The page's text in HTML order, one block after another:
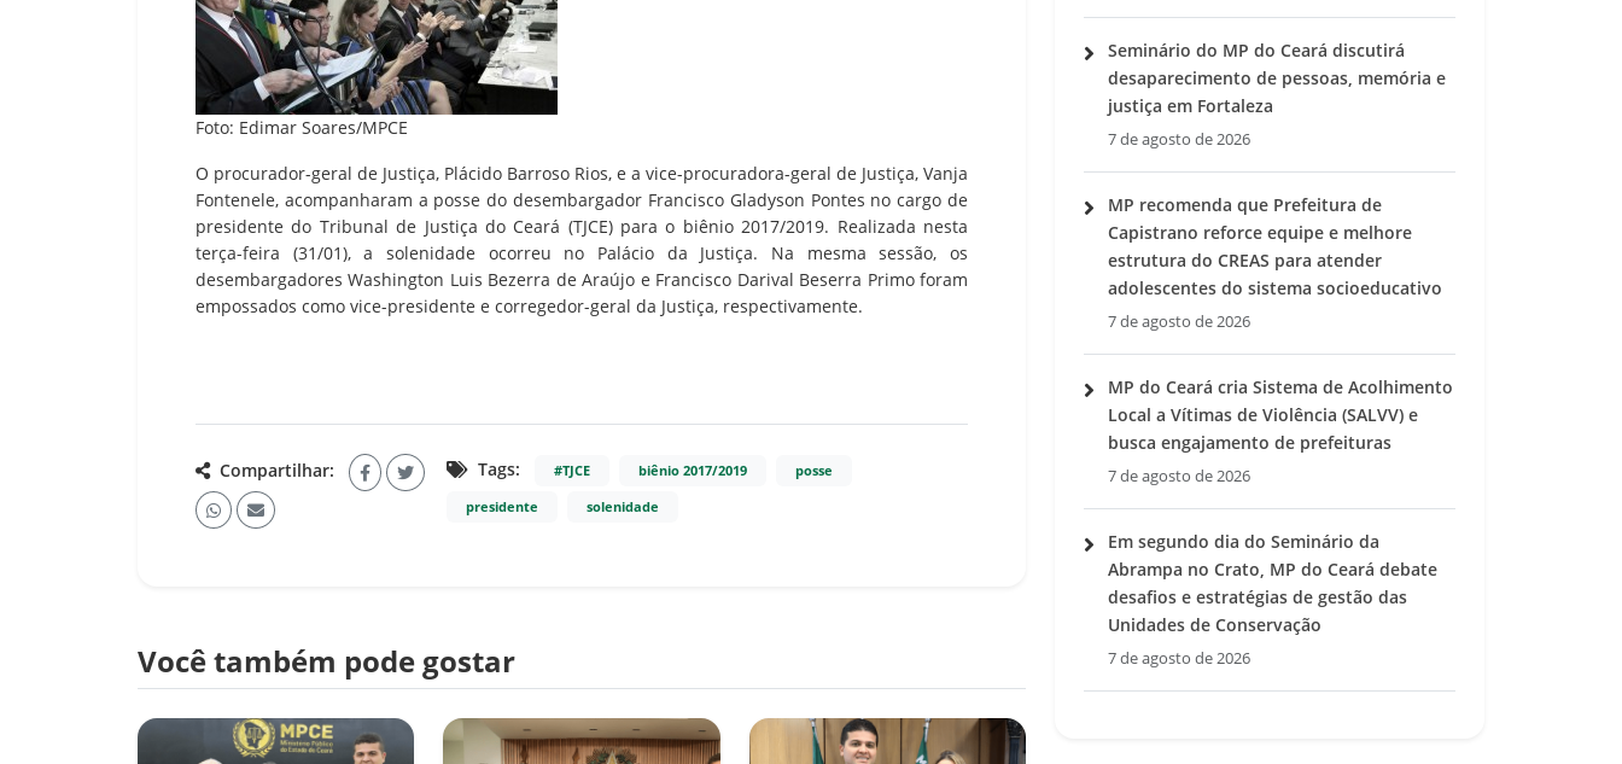
Foto: Edimar Soares/MPCE
O procurador-geral de Justiça, Plácido Barroso Rios, e a vice-procuradora-geral de Justiça, Vanja
Fontenele, acompanharam a posse do desembargador Francisco Gladyson Pontes no cargo de
presidente do Tribunal de Justiça do Ceará (TJCE) para o biênio 2017/2019. Realizada nesta
terça-feira (31/01), a solenidade ocorreu no Palácio da Justiça. Na mesma sessão, os
desembargadores Washington Luis Bezerra de Araújo e Francisco Darival Beserra Primo foram
empossados como vice-presidente e corregedor-geral da Justiça, respectivamente.
Compartilhar: Tags: #TJCE biênio 2017/2019 posse
presidente solenidade
Você também pode gostar
Seminário do MP do Ceará discutirá
desaparecimento de pessoas, memória e
justiça em Fortaleza
7 de agosto de 2026
MP recomenda que Prefeitura de
Capistrano reforce equipe e melhore
estrutura do CREAS para atender
adolescentes do sistema socioeducativo
7 de agosto de 2026
MP do Ceará cria Sistema de Acolhimento
Local a Vítimas de Violência (SALVV) e
busca engajamento de prefeituras
7 de agosto de 2026
Em segundo dia do Seminário da
Abrampa no Crato, MP do Ceará debate
desafios e estratégias de gestão das
Unidades de Conservação
7 de agosto de 2026